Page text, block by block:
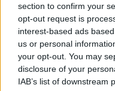
section to confirm your
opt-out request is
interest-based ads
us or personal
your opt-out. You may
disclosure of your
IAB’s list of downstream
18:25 Premier
20:30 Premier
22:20 Premier
(felv.)